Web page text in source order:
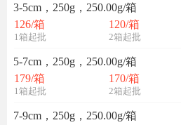
3-5cm，250g，250.00g/箱
126/箱
1箱起批
120/箱
2箱起批
5-7cm，250g，250.00g/箱
179/箱
1箱起批
170/箱
2箱起批
7-9cm，250g，250.00g/箱